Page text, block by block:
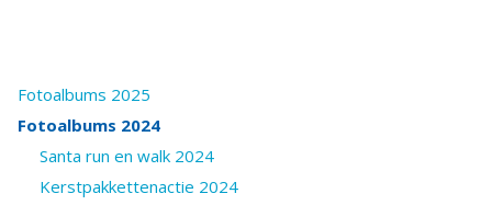
Fotoalbums 2025
Fotoalbums 2024
Santa run en walk 2024
Kerstpakkettenactie 2024